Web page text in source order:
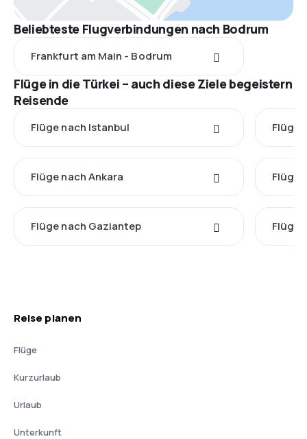
Beliebteste Flugverbindungen nach Bodrum
Frankfurt am Main - Bodrum
Flüge in die Türkei – auch diese Ziele begeistern
Reisende
Flüge nach Istanbul Flüge
Flüge nach Ankara Flüge
Flüge nach Gaziantep Flüge
Reise planen
Flüge
Kurzurlaub
Urlaub
Unterkunft